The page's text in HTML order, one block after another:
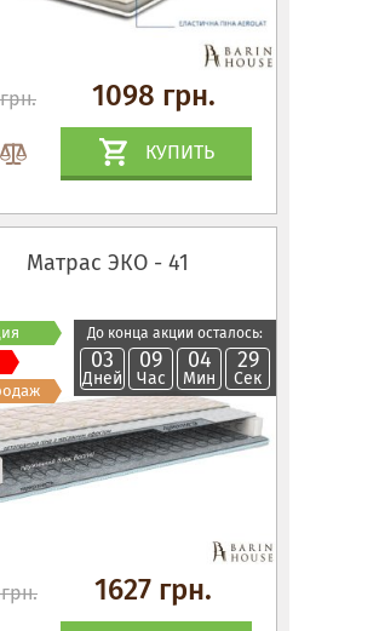
1098 грн.
КУПИТЬ
Матрас ЭКО - 41
До конца акции осталось:
03
Дней
09
Час
04
Мин
28
Сек
1627 грн.